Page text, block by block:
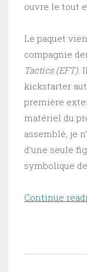
ouvre le tout
Le paquet
compagnie
Tactics (EFT).
kickstarter
première
matériel du
assemblé, je
d’une seule
symbolique
Continue